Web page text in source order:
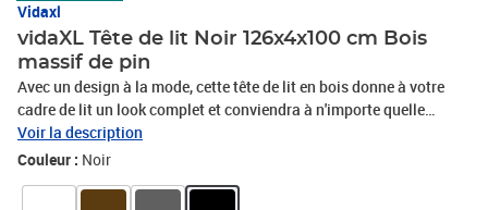
Vidaxl
vidaXL Tête de lit Noir 126x4x100 cm Bois
massif de pin
Avec un design à la mode, cette tête de lit en bois donne à votre
cadre de lit un look complet et conviendra à n'importe quelle
chambre à coucher. Aspect élégant : la couleur et le design
élégants de la tête de lit peuvent s'assortir facilement avec votre
Voir la description
Couleur : Noir